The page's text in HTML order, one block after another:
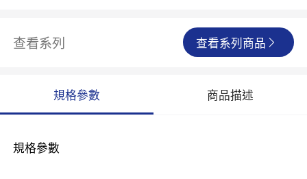
查看系列 查看系列商品
規格參數 商品描述
規格參數